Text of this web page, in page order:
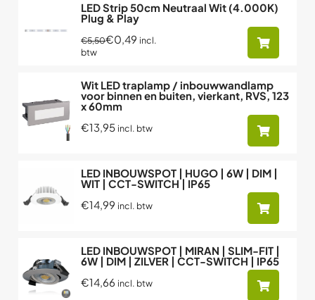
LED Strip 50cm Neutraal Wit (4.000K)
Plug & Play
€5,50€0,49 incl.
btw
Wit LED traplamp / inbouwwandlamp
voor binnen en buiten, vierkant, RVS, 123
x 60mm
€13,95 incl. btw
LED INBOUWSPOT | HUGO | 6W | DIM |
WIT | CCT-SWITCH | IP65
€14,99 incl. btw
LED INBOUWSPOT | MIRAN | SLIM-FIT |
6W | DIM | ZILVER | CCT-SWITCH | IP65
€14,66 incl. btw